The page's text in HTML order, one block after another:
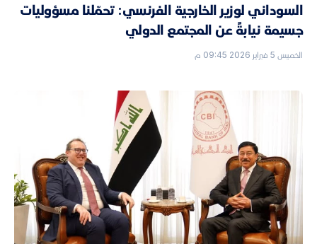
السوداني لوزير الخارجية الفرنسي: تحمّلنا مسؤوليات
جسيمة نيابةً عن المجتمع الدولي
الخميس 5 فبراير 2026 09:45 م